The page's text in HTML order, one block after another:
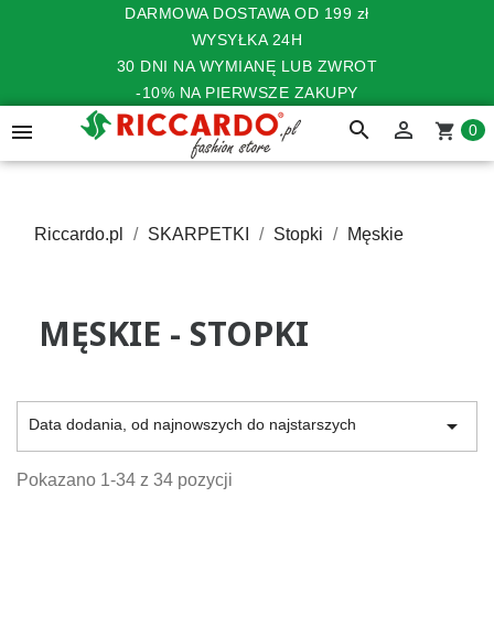
DARMOWA DOSTAWA OD 199 zł
WYSYŁKA 24H
30 DNI NA WYMIANĘ LUB ZWROT
-10% NA PIERWSZE ZAKUPY
 search  shopping_cart 0
Riccardo.pl SKARPETKI Stopki Męskie
MĘSKIE - STOPKI
Data dodania, od najnowszych do najstarszych 
Pokazano 1-34 z 34 pozycji